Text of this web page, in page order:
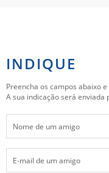
INDIQUE
Preencha os campos abaixo
A sua indicação será enviada